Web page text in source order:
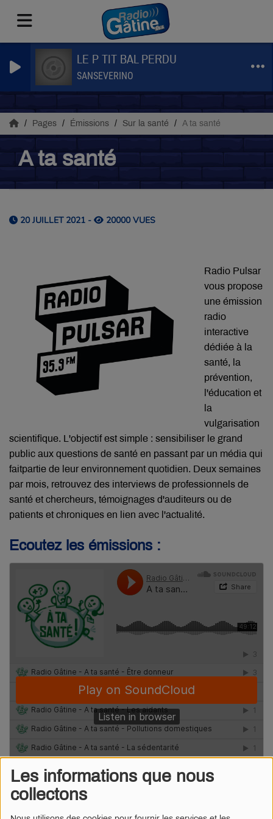
Les informations que nous
collectons
LE P TIT BAL PERDU
SANSEVERINO
Pages Émissions Sur la santé A ta santé
A ta santé
20 JUILLET 2021 - 20000 VUES
Radio Pulsar
vous propose
une émission
radio
interactive
dédiée à la
santé, la
prévention,
l'éducation et
la
vulgarisation
scientifique. L'objectif est simple : sensibiliser le grand
public aux questions de santé en passant par un média qui
faitpartie de leur environnement quotidien. Deux semaines
par mois, retrouvez des interviews de professionnels de
santé et chercheurs, témoignages d'auditeurs ou de
patients et chroniques en lien avec l'actualité.
Ecoutez les émissions :